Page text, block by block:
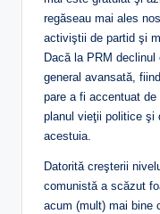
regăseau mai ales
activiştii de partid şi
Dacă la PRM
general avansată,
pare a fi accentuat
planul vieţii politice şi
acestuia.
Datorită creşterii
comunistă a scăzut
acum (mult) mai bine